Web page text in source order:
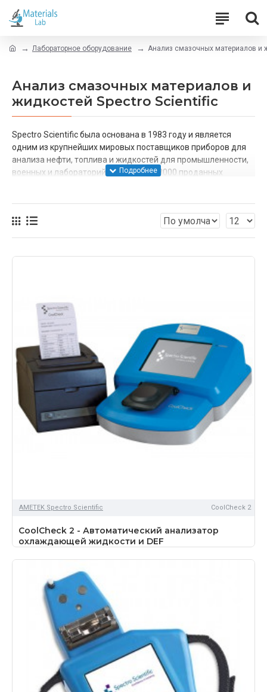
Лабораторное оборудование Анализ смазочных материалов и
Анализ смазочных материалов и
жидкостей Spectro Scientific
Spectro Scientific была основана в 1983 году и является
одним из крупнейших мировых поставщиков приборов для
анализа нефти, топлива и жидкостей для промышленности,
военных и лабораторий. Имея более 8000 проданных
Наша штаб-квартира площадью 50 000 квадратных футов в
группы по производству, исследований и разработок,
Spectro Scientific, компания ISO 9001: 2015, разрабатывает
широкий спектр приборов для анализа жидкости для оценки
состояния машин и смазочных материалов на местах, в
лаборатории и в высоко мобильных портативных
программах. Приборы обеспечивают критические данные о
состоянии оборудования и могут обеспечивать раннее
предупреждение о неисправности оборудования. Наши
основные направления деятельности - анализ масла и жира,
анализ топлива и анализ масла в воде на соответствие
нормативным требованиям.
AMETEK Spectro Scientific CoolCheck 2
CoolCheck 2 - Автоматический анализатор
охлаждающей жидкости и DEF